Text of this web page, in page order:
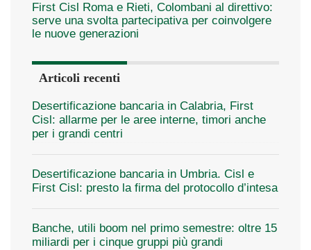
First Cisl Roma e Rieti, Colombani al direttivo:
serve una svolta partecipativa per coinvolgere
le nuove generazioni
Articoli recenti
Desertificazione bancaria in Calabria, First
Cisl: allarme per le aree interne, timori anche
per i grandi centri
Desertificazione bancaria in Umbria. Cisl e
First Cisl: presto la firma del protocollo d’intesa
Banche, utili boom nel primo semestre: oltre 15
miliardi per i cinque gruppi più grandi